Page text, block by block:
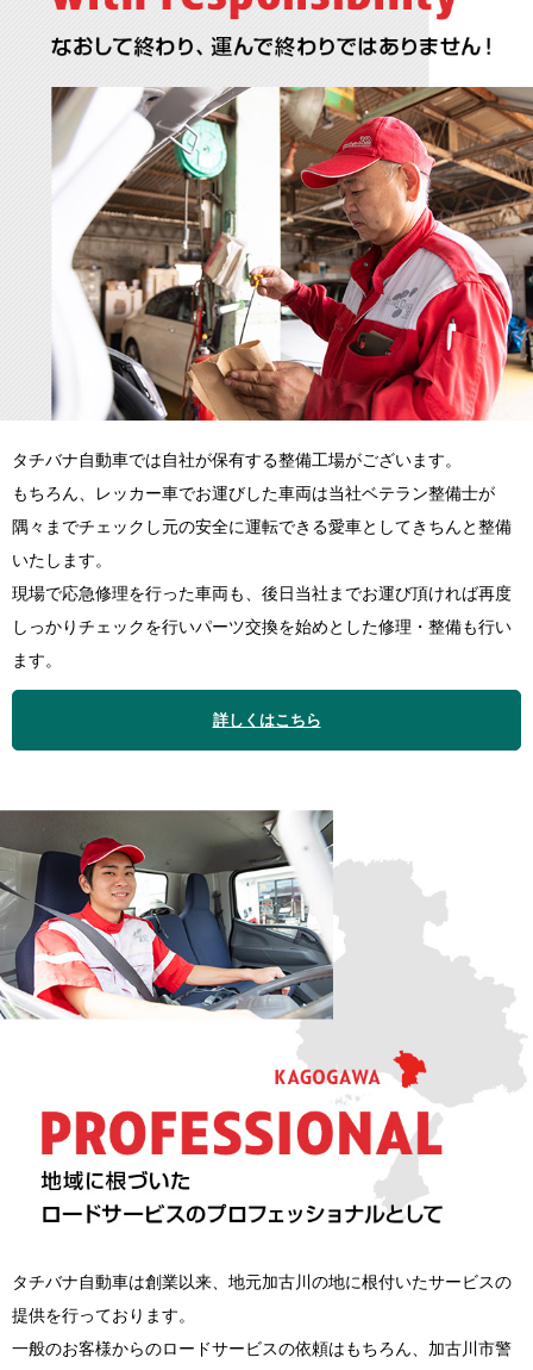
タチバナ自動車では自社が保有する整備工場がございます。
もちろん、レッカー車でお運びした車両は当社ベテラン整備士が
隅々までチェックし元の安全に運転できる愛車としてきちんと整備
いたします。
現場で応急修理を行った車両も、後日当社までお運び頂ければ再度
しっかりチェックを行いパーツ交換を始めとした修理・整備も行い
ます。
詳しくはこちら
タチバナ自動車は創業以来、地元加古川の地に根付いたサービスの
提供を行っております。
一般のお客様からのロードサービスの依頼はもちろん、加古川市警